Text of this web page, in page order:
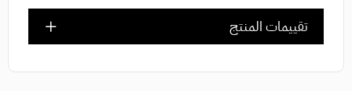
تقييمات المنتج